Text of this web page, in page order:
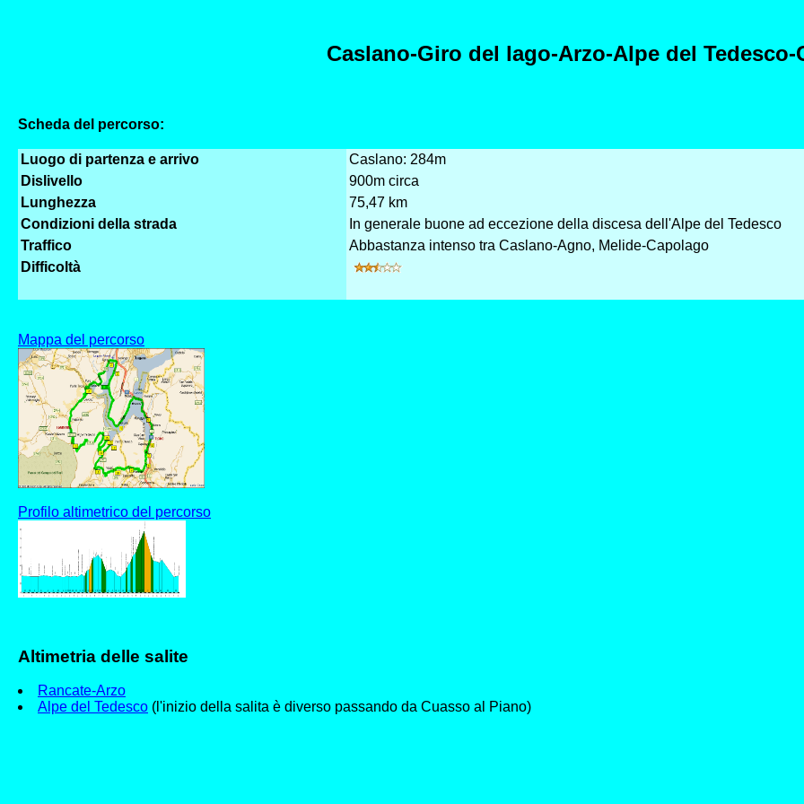
Caslano-Giro del lago-Arzo-Alpe del Tedesco-
Scheda del percorso:
Luogo di partenza e arrivo
Caslano: 284m
Dislivello
900m circa
Lunghezza
75,47 km
Condizioni della strada
In generale buone ad eccezione della discesa dell'Alpe del Tedesco
Traffico
Abbastanza intenso tra Caslano-Agno, Melide-Capolago
Difficoltà
Mappa del percorso
Profilo altimetrico del percorso
Altimetria delle salite
Rancate-Arzo
Alpe del Tedesco (l'inizio della salita è diverso passando da Cuasso al Piano)